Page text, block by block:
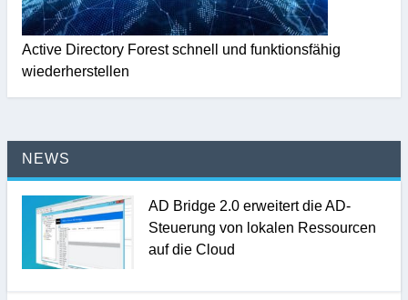
Active Directory Forest schnell und funktionsfähig
wiederherstellen
NEWS
AD Bridge 2.0 erweitert die AD-
Steuerung von lokalen Ressourcen
auf die Cloud